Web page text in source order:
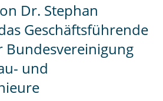
Dr. Stephan
Geschäftsführende
Bundesvereinigung
und